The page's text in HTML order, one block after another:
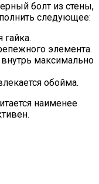
болт из стены,
следующее:
гайка.
элемента.
максимально
обойма.
наименее